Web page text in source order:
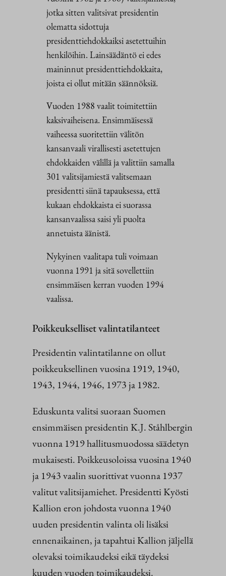
jotka sitten valitsivat presidentin
olematta sidottuja
presidenttiehdokkaiksi asetettuihin
henkilöihin. Lainsäädäntö ei edes
maininnut presidenttiehdokkaita,
joista ei ollut mitään säännöksiä.
Vuoden 1988 vaalit toimitettiin
kaksivaiheisena. Ensimmäisessä
vaiheessa suoritettiin välitön
kansanvaali virallisesti asetettujen
ehdokkaiden välillä ja valittiin samalla
301 valitsijamiestä valitsemaan
presidentti siinä tapauksessa, että
kukaan ehdokkaista ei suorassa
kansanvaalissa saisi yli puolta
annetuista äänistä.
Nykyinen vaalitapa tuli voimaan
vuonna 1991 ja sitä sovellettiin
ensimmäisen kerran vuoden 1994
vaalissa.
Poikkeukselliset valintatilanteet
Presidentin valintatilanne on ollut
poikkeuksellinen vuosina 1919, 1940,
1943, 1944, 1946, 1973 ja 1982.
Eduskunta valitsi suoraan Suomen
ensimmäisen presidentin K.J. Ståhlbergin
vuonna 1919 hallitusmuodossa säädetyn
mukaisesti. Poikkeusoloissa vuosina 1940
ja 1943 vaalin suorittivat vuonna 1937
valitut valitsijamiehet. Presidentti Kyösti
Kallion eron johdosta vuonna 1940
uuden presidentin valinta oli lisäksi
ennenaikainen, ja tapahtui Kallion jäljellä
olevaksi toimikaudeksi eikä täydeksi
kuuden vuoden toimikaudeksi.